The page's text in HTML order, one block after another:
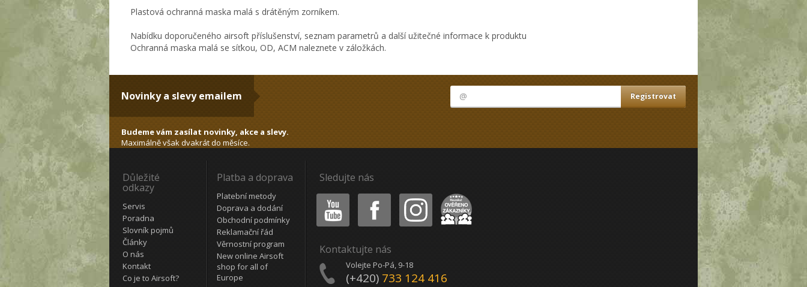
Plastová ochranná maska malá s drátěným zorníkem.
Nabídku doporučeného airsoft příslušenství, seznam parametrů a další užitečné informace k produktu
Ochranná maska malá se síťkou, OD, ACM naleznete v záložkách.
Novinky a slevy emailem
Budeme vám zasílat novinky, akce a slevy.
Maximálně však dvakrát do měsíce.
Důležité
odkazy
Servis
Poradna
Slovník pojmů
Články
O nás
Kontakt
Co je to Airsoft?
Platba a doprava
Platební metody
Doprava a dodání
Obchodní podmínky
Reklamační řád
Věrnostní program
New online Airsoft
shop for all of
Europe
Sledujte nás
Youtube Facebook Instagram Heureka
Kontaktujte nás
Volejte Po-Pá, 9-18
(+420) 733 124 416